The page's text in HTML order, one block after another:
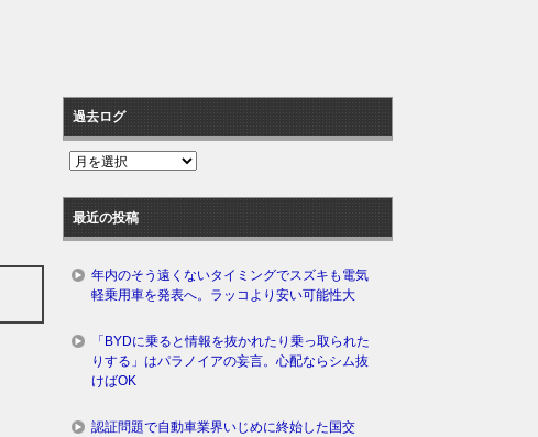
過去ログ
過
ロ
グ
最近の投稿
年内のそう遠くないタイミングでスズキも電気
軽乗用車を発表へ。ラッコより安い可能性大
「BYDに乗ると情報を抜かれたり乗っ取られた
りする」はパラノイアの妄言。心配ならシム抜
けばOK
認証問題で自動車業界いじめに終始した国交